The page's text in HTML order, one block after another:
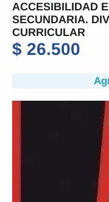
ACCESIBILIDAD
SECUNDARIA.
CURRICULAR
$ 26.500